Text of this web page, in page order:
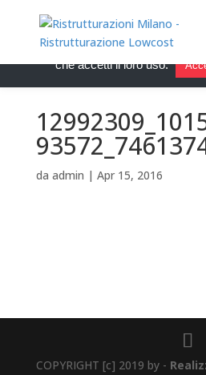
da admin | Apr 15, 2016
COPYRIGHT [c] 2019 by -
Questo sito utilizza i cookie per
dei lettori. Se decidi di continuare la
che accetti il loro uso.